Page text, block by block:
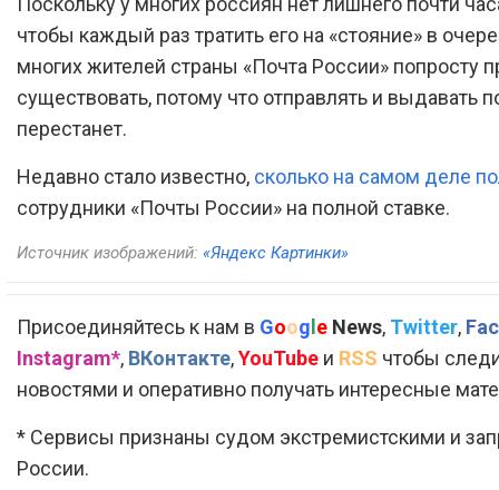
чтобы каждый раз тратить его на «стояние» в
многих жителей страны «Почта России» попросту
существовать, потому что отправлять и выдавать
перестанет.
Недавно стало известно, сколько на самом деле
сотрудники «Почты России» на полной ставке.
Источник изображений: «Яндекс Картинки»
Присоединяйтесь к нам в Google News, Twitter,
Instagram*, ВКонтакте,YouTube и RSS чтобы
новостями и оперативно получать интересные
* Сервисы признаны судом экстремистскими и
России.